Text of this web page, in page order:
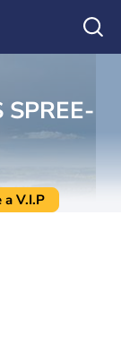
a V.I.P